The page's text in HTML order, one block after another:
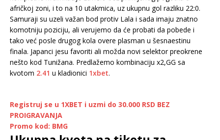
afričkoj zoni, i to na 10 utakmica, uz ukupnu gol razliku 22:0.
Samuraji su uzeli važan bod protiv Lala i sada imaju znatno
komotniju poziciju, ali verujemo da će probati da pobede i
tako već posle drugog kola overe plasman u šesnaestinu
finala. Japanci jesu favoriti ali možda novi selektor preokrene
nešto kod Tunižana. Predlažemo kombinaciju x2,GG sa
kvotom 2.41 u kladionici 1xbet.
Registruj se u 1XBET i uzmi do 30.000 RSD BEZ
PROIGRAVANJA
Promo kod: BMG